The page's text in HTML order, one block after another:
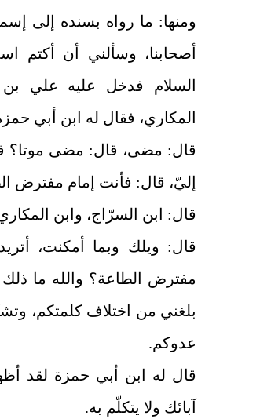
ومنها: ما رواه بسنده إلى
أصحابنا، وسألني أن أكتم
السلام فدخل عليه علي
المكاري، فقال له ابن أبي
قال: مضى، قال: مضى موتا؟
إليّ، قال: فأنت إمام مفترض
قال: ابن السرّاج، وابن
قال: ويلك وبما أمكنت،
مفترض الطاعة؟ والله ما
بلغني من اختلاف كلمتكم،
عدوكم.
قال له ابن أبي حمزة لقد
آبائك ولا يتكلّم به.